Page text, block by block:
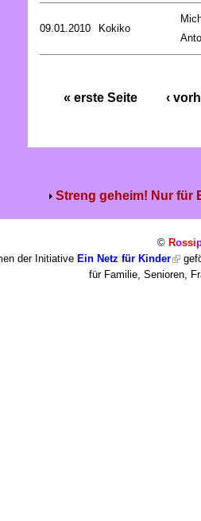
09.01.2010 Kokiko
« erste Seite ‹
Streng geheim! Nur für
© Rossi
der Initiative Ein Netz für Kinder
für Familie, Senioren,